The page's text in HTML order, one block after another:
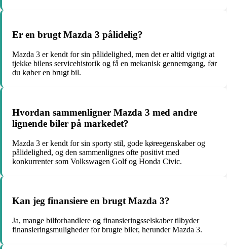
Er en brugt Mazda 3 pålidelig?
Mazda 3 er kendt for sin pålidelighed, men det er altid vigtigt at
tjekke bilens servicehistorik og få en mekanisk gennemgang, før
du køber en brugt bil.
Hvordan sammenligner Mazda 3 med andre
lignende biler på markedet?
Mazda 3 er kendt for sin sporty stil, gode køreegenskaber og
pålidelighed, og den sammenlignes ofte positivt med
konkurrenter som Volkswagen Golf og Honda Civic.
Kan jeg finansiere en brugt Mazda 3?
Ja, mange bilforhandlere og finansieringsselskaber tilbyder
finansieringsmuligheder for brugte biler, herunder Mazda 3.